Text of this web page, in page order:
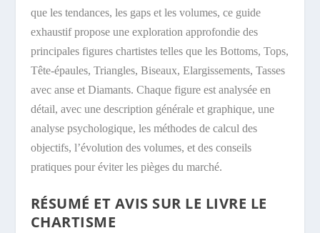
que les tendances, les gaps et les volumes, ce guide
exhaustif propose une exploration approfondie des
principales figures chartistestelles que les Bottoms, Tops,
Tête-épaules, Triangles, Biseaux, Elargissements, Tasses
avec anse et Diamants. Chaque figure est analysée en
détail, avec une description générale et graphique, une
analyse psychologique, les méthodes de calcul des
objectifs, l’évolution des volumes, et des conseils
pratiques pour éviter les pièges du marché.
RÉSUMÉ ET AVIS SUR LE LIVRE LE
CHARTISME